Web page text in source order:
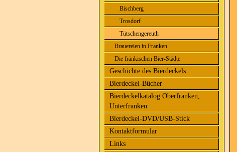
Bischberg
Trosdorf
Tütschengereuth
Brauereien in Franken
Die fränkischen Bier-Städte
Geschichte des Bierdeckels
Bierdeckel-Bücher
Bierdeckelkatalog Oberfranken,
Unterfranken
Bierdeckel-DVD/USB-Stick
Kontaktformular
Links